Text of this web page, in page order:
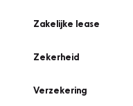
Zakelijke lease
Zekerheid
Verzekering